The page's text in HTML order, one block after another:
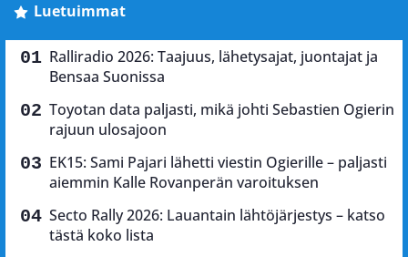
Luetuimmat
Ralliradio 2026: Taajuus, lähetysajat, juontajat ja
Bensaa Suonissa
Toyotan data paljasti, mikä johti Sebastien Ogierin
rajuun ulosajoon
EK15: Sami Pajari lähetti viestin Ogierille – paljasti
aiemmin Kalle Rovanperän varoituksen
Secto Rally 2026: Lauantain lähtöjärjestys – katso
tästä koko lista